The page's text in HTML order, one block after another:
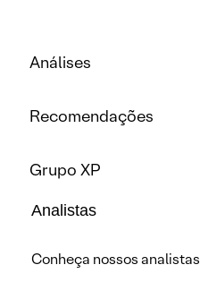
Análises
Recomendações
Grupo XP
Analistas
Conheça nossos analistas